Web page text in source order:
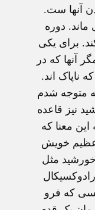
آنها ست.
دوره
برای یکی
آنها که در
ناپاک اند.
متوجه شدم
نیز قاعده
این معنا که
خویش
مثل
که فرو